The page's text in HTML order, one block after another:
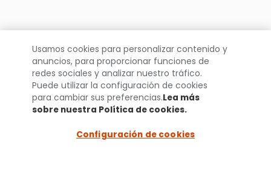
Aviso de cookies Preferencias de anuncios
Usamos cookies para personalizar contenido y
anuncios, para proporcionar funciones de
redes sociales y analizar nuestro tráfico.
Puede utilizar la configuración de cookies
para cambiar sus preferencias.Lea más
sobre nuestra Política de cookies.(opens in a
Configuración de cookies